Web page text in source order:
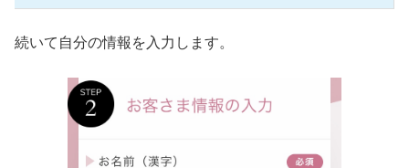
続いて自分の情報を入力します。